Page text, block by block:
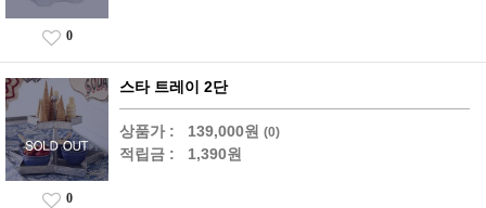
0
스타 트레이 2단
상품가 : 139,000원 (0)
적립금 : 1,390원
0